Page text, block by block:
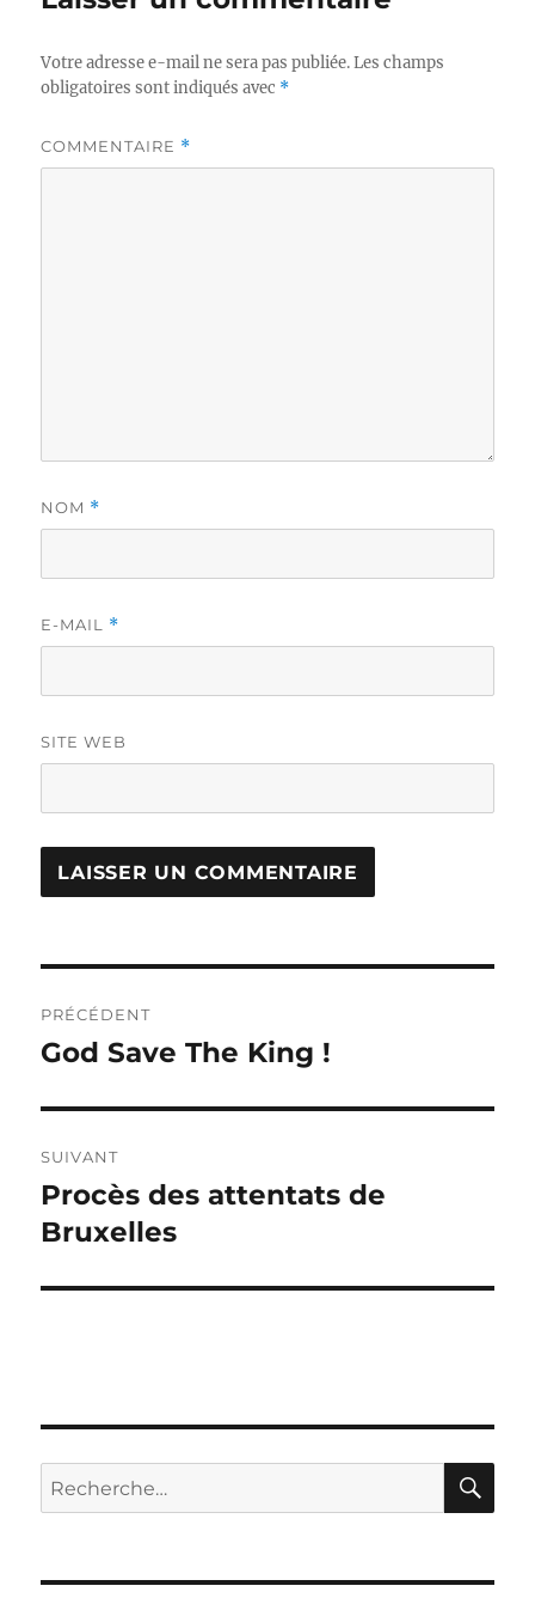
Votre adresse e-mail ne sera pas publiée. Les champs
obligatoires sont indiqués avec *
COMMENTAIRE *
NOM *
E-MAIL *
SITE WEB
de
PRÉCÉDENT
Publication
God Save The King !
SUIVANT
Publication
suivante :
Procès des attentats de
Bruxelles
Recherche
pour :